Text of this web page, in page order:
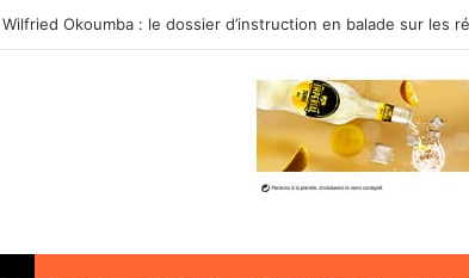
Okoumba : le dossier d’instruction en balade sur les